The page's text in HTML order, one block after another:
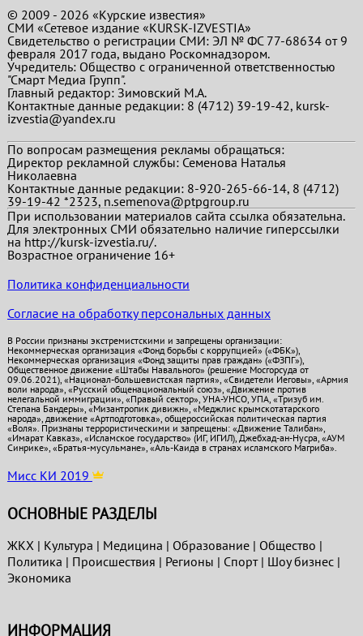
© 2009 - 2026 «Курские известия»
СМИ «Сетевое издание «KURSK-IZVESTIA»
Свидетельство о регистрации СМИ: ЭЛ № ФС 77-68634 от 9
февраля 2017 года, выдано Роскомнадзором.
Учредитель: Общество с ограниченной ответственностью
"Смарт Медиа Групп".
Главный редактор:Зимовский М.А.
Контактные данные редакции: 8 (4712) 39-19-42, kursk-
izvestia@yandex.ru
По вопросам размещения рекламы обращаться:
Директор рекламной службы: Семенова Наталья
Николаевна
Контактные данные редакции: 8-920-265-66-14, 8 (4712)
39-19-42 *2323, n.semenova@ptpgroup.ru
При использовании материалов сайта ссылка обязательна.
Для электронных СМИ обязательно наличие гиперссылки
на http://kursk-izvestia.ru/.
Возрастное ограничение 16+
Политика конфиденциальности
Согласие на обработку персональных данных
В России признаны экстремистскими и запрещены организации:
Некоммерческая организация «Фонд борьбы с коррупцией» («ФБК»),
Некоммерческая организация «Фонд защиты прав граждан» («ФЗПГ»),
Общественное движение «Штабы Навального» (решение Мосгорсуда от
09.06.2021), «Национал-большевистская партия», «Свидетели Иеговы», «Армия
воли народа», «Русский общенациональный союз», «Движение против
нелегальной иммиграции», «Правый сектор», УНА-УНСО, УПА, «Тризуб им.
Степана Бандеры», «Мизантропик дивижн», «Меджлис крымскотатарского
народа», движение «Артподготовка», общероссийская политическая партия
«Воля». Признаны террористическими и запрещены: «Движение Талибан»,
«Имарат Кавказ», «Исламское государство» (ИГ, ИГИЛ), Джебхад-ан-Нусра, «АУМ
Синрике», «Братья-мусульмане», «Аль-Каида в странах исламского Магриба».
Мисс КИ 2019
ОСНОВНЫЕ РАЗДЕЛЫ
ЖКХ| Культура | Медицина | Образование| Общество |
Политика | Проиcшествия | Регионы | Спорт| Шоу бизнес|
Экономика
ИНФОРМАЦИЯ